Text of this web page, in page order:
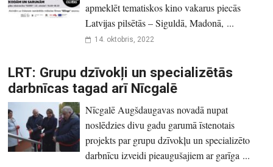
apmeklēt tematiskos kino vakarus piecās
Latvijas pilsētās – Siguldā, Madonā, ...
14. oktobris, 2022
LRT: Grupu dzīvokļi un specializētās
darbnīcas tagad arī Nīcgalē
Nīcgalē Augšdaugavas novadā nupat
noslēdzies divu gadu garumā īstenotais
projekts par grupu dzīvokļu un specializēto
darbnīcu izveidi pieaugušajiem ar garīga ...